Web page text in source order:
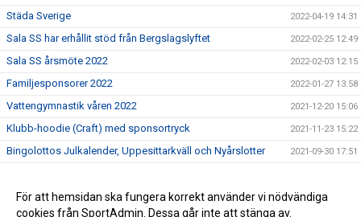
Städa Sverige 2022-04-19 14:31
Sala SS har erhållit stöd från Bergslagslyftet 2022-02-25 12:49
Sala SS årsmöte 2022 2022-02-03 12:15
Familjesponsorer 2022 2022-01-27 13:58
Vattengymnastik våren 2022 2021-12-20 15:06
Klubb-hoodie (Craft) med sponsortryck 2021-11-23 15:22
Bingolottos Julkalender, Uppesittarkväll och Nyårslotter 2021-09-30 17:51
Sala SS klubbkläder 2021-08-24 13:15
För att hemsidan ska fungera korrekt använder vi nödvändiga
cookies från SportAdmin. Dessa går inte att stänga av.